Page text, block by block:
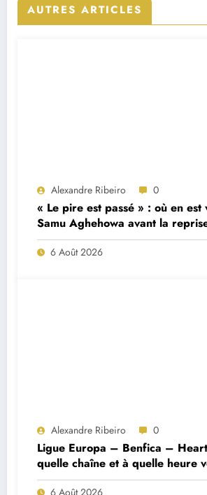
AUTRES ARTICLES
Alexandre Ribeiro 0
« Le pire est passé » : où en est
Samu Aghehowa avant la
Porto ?
6 Août 2026
Alexandre Ribeiro 0
Ligue Europa – Benfica –
quelle chaîne et à quelle heure
match ?